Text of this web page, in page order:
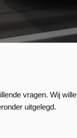
vragen. Wij
uitgelegd.